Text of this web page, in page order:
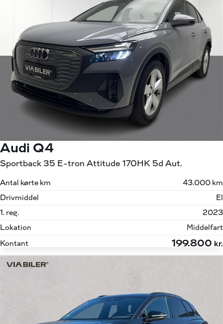
Audi Q4
Sportback 35 E-tron Attitude 170HK 5d Aut.
Antal kørte km
43.000 km
Drivmiddel
El
1. reg.
2023
Lokation
Middelfart
Kontant
199.800 kr.